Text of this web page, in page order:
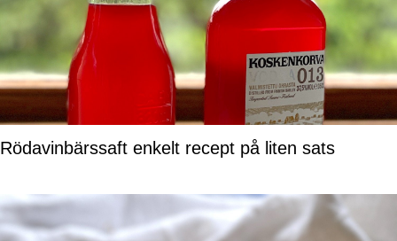
Rödavinbärssaft enkelt recept på liten sats